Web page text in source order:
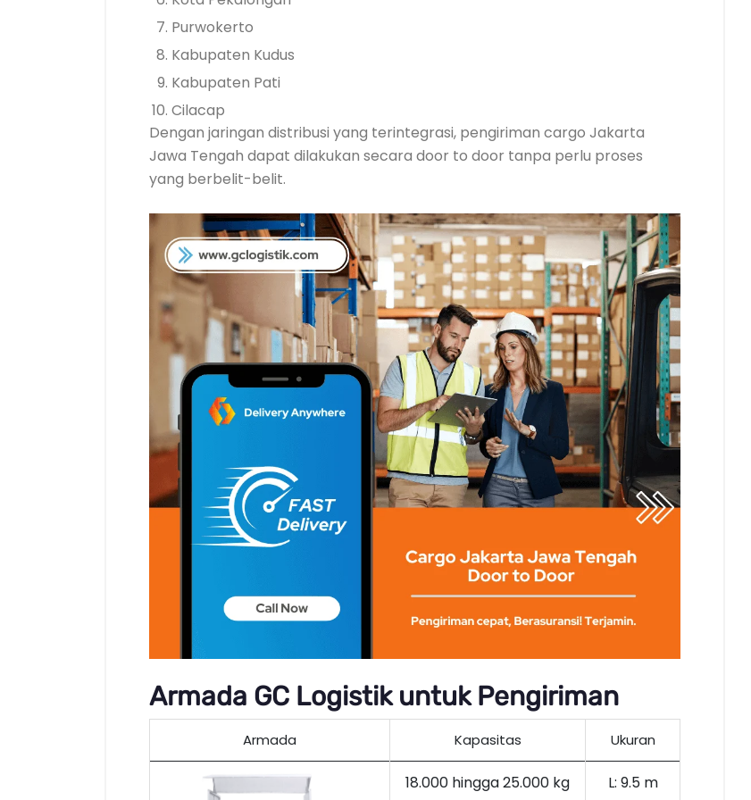
Purwokerto
Kabupaten Kudus
Kabupaten Pati
Cilacap
Dengan jaringan distribusi yang terintegrasi, pengiriman cargo Jakarta
Jawa Tengah dapat dilakukan secara door to door tanpa perlu proses
yang berbelit-belit.
Armada GC Logistik untuk Pengiriman
Armada Kapasitas Ukuran
18.000 hingga 25.000 kg L: 9.5 m